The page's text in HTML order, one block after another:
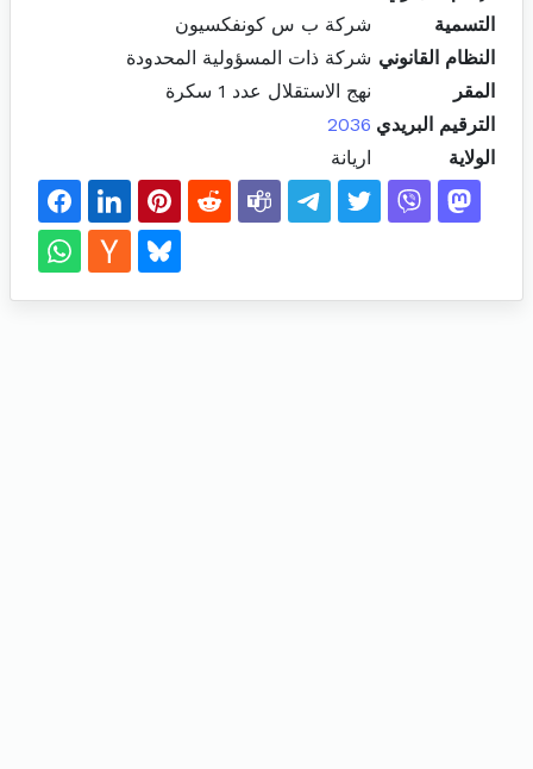
التسمية
شركة ب س كونفكسيون
النظام القانوني شركة ذات المسؤولية المحدودة
المقر
نهج الاستقلال عدد 1 سكرة
الترقيم البريدي 2036
الولاية
اريانة